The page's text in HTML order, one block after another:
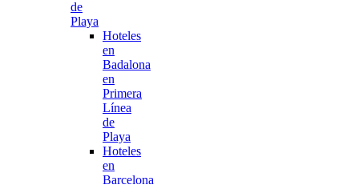
de
Playa
Hoteles
en
Badalona
en
Primera
Línea
de
Playa
Hoteles
en
Barcelona